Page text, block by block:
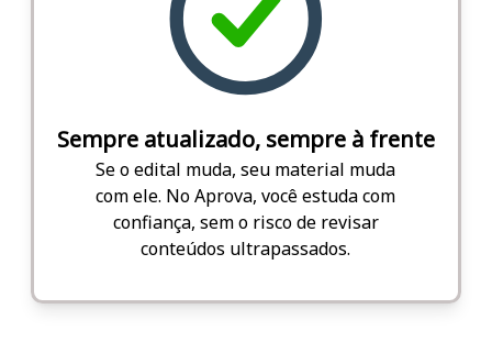
Sempre atualizado, sempre à frente
Se o edital muda, seu material muda
com ele. No Aprova, você estuda com
confiança, sem o risco de revisar
conteúdos ultrapassados.